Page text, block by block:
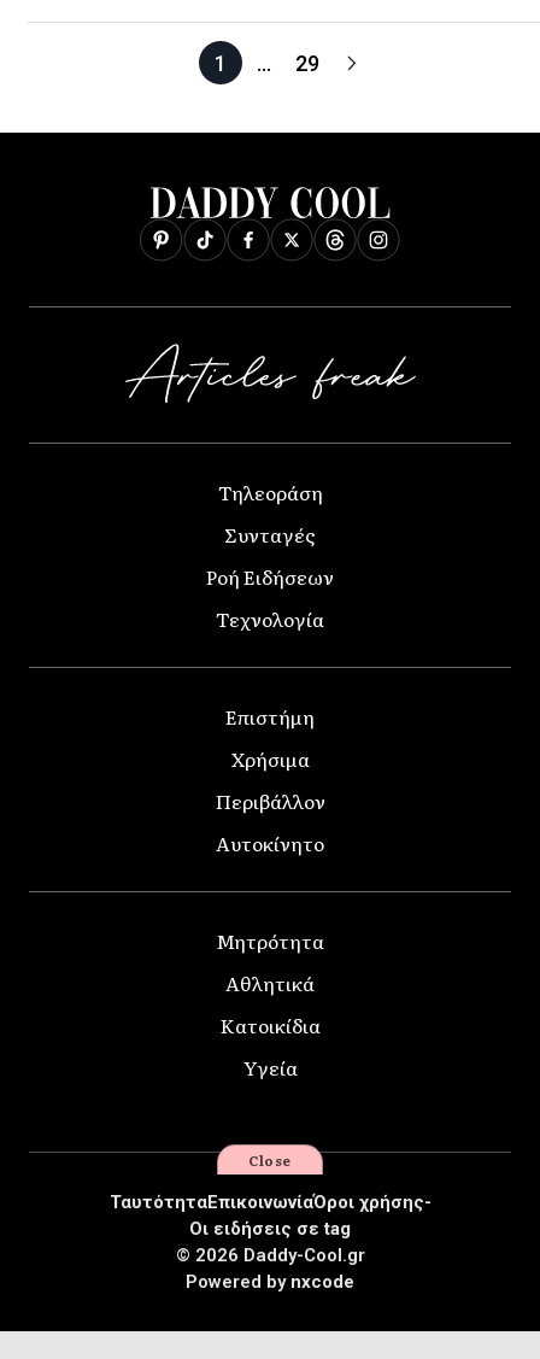
1 … 29
Τηλεοράση
Συνταγές
Ροή Ειδήσεων
Τεχνολογία
Επιστήμη
Χρήσιμα
Περιβάλλον
Αυτοκίνητο
Μητρότητα
Αθλητικά
Κατοικίδια
Υγεία
© 2026 Daddy-Cool.gr
ΤαυτότηταΕπικοινωνίαΌροι χρήσης-
Οι ειδήσεις σε tag
Powered by nxcode
Close